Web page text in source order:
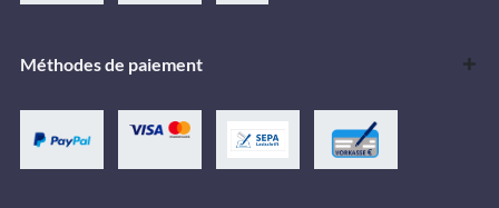
Méthodes de paiement